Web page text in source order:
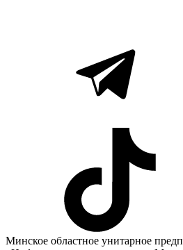
Минское областное унитарное